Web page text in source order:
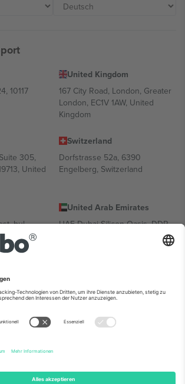
10117
United Kingdom
167 City Road, London, Greater
London, EC1V 1AW, United
Kingdom
305,
United
Switzerland
Dorfstrasse 52a, 6390
Engelberg, Switzerland
bul
Sofia,
United Arab Emirates
UAE Dubai Silicon Oasis, DDP
Building A1, Office 302, Dubai,
Roma
06700
des Plattformanbieters kann je nach
Sie auf der jeweiligen Veranstaltungsseite, im